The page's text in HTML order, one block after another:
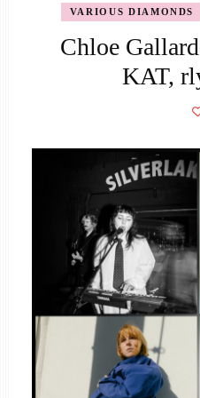
VARIOUS DIAMONDS
Chloe
KAT,